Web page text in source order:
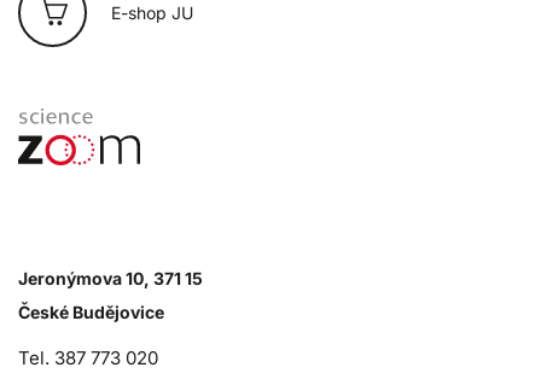
E-shop JU
Jeronýmova 10, 371 15
České Budějovice
Tel. 387 773 020